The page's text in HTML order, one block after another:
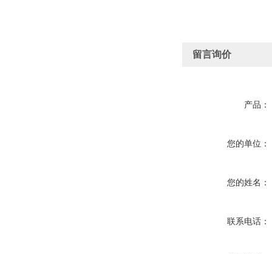
留言询价
产品：
您的单位：
您的姓名：
联系电话：